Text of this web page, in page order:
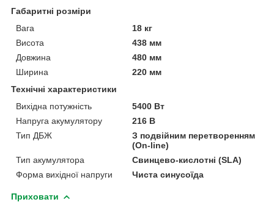
Габаритні розміри
Вага
18 кг
Висота
438 мм
Довжина
480 мм
Ширина
220 мм
Технічні характеристики
Вихідна потужність
5400 Вт
Напруга акумулятору
216 В
Тип ДБЖ
З подвійним перетворенням
(On-line)
Тип акумулятора
Свинцево-кислотні (SLA)
Форма вихідної напруги
Чиста синусоїда
Приховати